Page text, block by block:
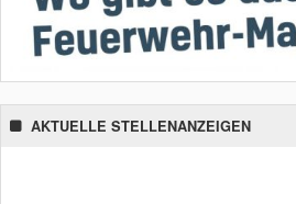
AKTUELLE STELLENANZEIGEN